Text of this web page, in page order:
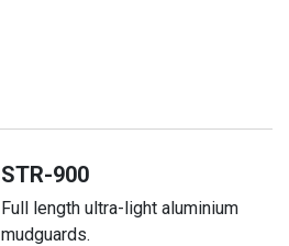
STR-900
Full length ultra-light aluminium
mudguards.